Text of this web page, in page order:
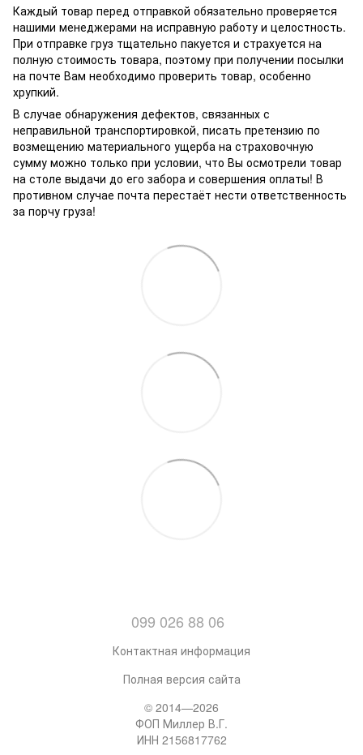
Каждый товар перед отправкой обязательно проверяется
нашими менеджерами на исправную работу и целостность.
При отправке груз тщательно пакуется и страхуется на
полную стоимость товара, поэтому при получении посылки
на почте Вам необходимо проверить товар, особенно
хрупкий.
В случае обнаружения дефектов, связанных с
неправильной транспортировкой, писать претензию по
возмещению материального ущерба на страховочную
сумму можно только при условии, что Вы осмотрели товар
на столе выдачи до его забора и совершения оплаты! В
противном случае почта перестаёт нести ответственность
за порчу груза!
099 026 88 06
Контактная информация
Полная версия сайта
© 2014—2026
ФОП Миллер В.Г.
ИНН 2156817762